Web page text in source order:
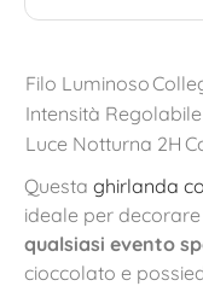
Filo Luminoso
Intensità Regolabile
Luce Notturna 2H
Questa ghirlanda
ideale per
qualsiasi evento
cioccolato e